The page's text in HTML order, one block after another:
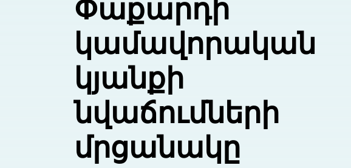
Փաքարդի
կամավորական
կյանքի
նվաճումների
մրցանակը